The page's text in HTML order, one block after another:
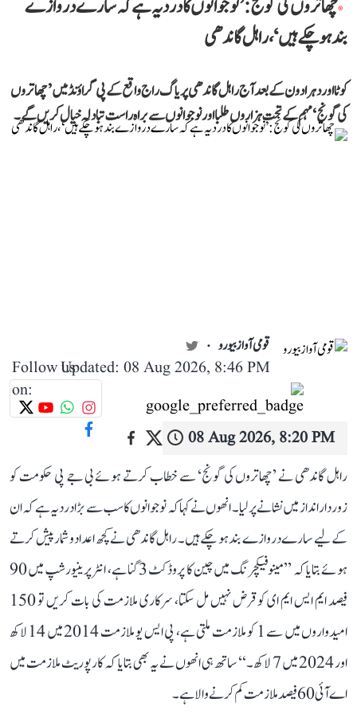
چھاتروں کی گونج: ’نوجوانوں کا درد یہ ہے کہ سارے دروازے
بند ہو چکے ہیں‘، راہل گاندھی
کوٹا اور دہرادون کے بعد آج راہل گاندھی پریاگ راج واقع کے پی گراؤنڈ میں ’چھاتروں
کی گونج‘ مہم کے تحت ہزاروں طلبا اور نوجوانوں سے براہ راست تبادلہ خیال کریں گے۔
قومی آواز بیورو
Updated: 08 Aug 2026, 8:46 PM
Follow us
on:
08 Aug 2026, 8:20 PM
راہل گاندھی نے ’چھاتروں کی گونج‘ سے خطاب کرتے ہوئے بی جے پی حکومت کو
زوردار انداز میں نشانے پر لیا۔ انھوں نے کہا کہ نوجوانوں کا سب سے بڑا درد یہ ہے کہ ان
کے لیے سارے دروازے بند ہو چکے ہیں۔ راہل گاندھی نے کچھ اعداد و شمار پیش کرتے
ہوئے بتایا کہ ’’مینوفیکچرنگ میں چین کا پروڈکٹ 3 گنا ہے، انٹرپرینیورشپ میں 90
فیصد ایم ایس ایم ای کو قرض نہیں مل سکتا، سرکاری ملازمت کی بات کریں تو 150
امیدواروں میں سے 1 کو ملازمت ملتی ہے، پی ایس یو ملازمت 2014 میں 14 لاکھ
اور 2024 میں 7 لاکھ۔‘‘ ساتھ ہی انھوں نے یہ بھی بتایا کہ کارپوریٹ ملازمت میں
اے آئی 60 فیصد ملازمت کم کرنے والا ہے۔